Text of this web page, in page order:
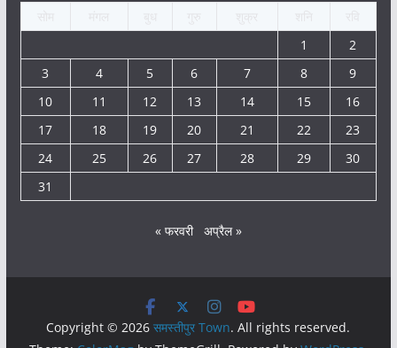
1
2
3
4 5 6 7 8
9
10
11 12 13 14 15
16
17
18 19 20 21 22
23
24
25 26 27 28 29
30
31
« फरवरी अप्रैल »
Copyright © 2026समस्तीपुर Town. All rights reserved.